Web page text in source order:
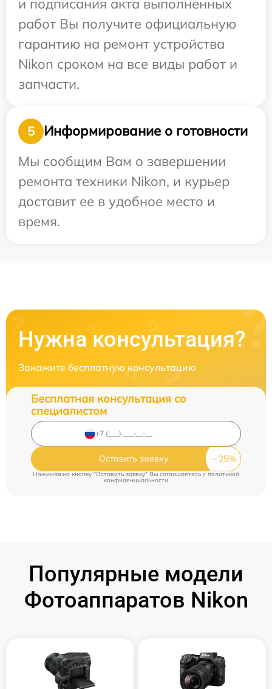
работ Вы получите официальную
гарантию на ремонт устройства
Nikon сроком на все виды работ и
запчасти.
5
Информирование о готовности
Мы сообщим Вам о завершении
ремонта техники Nikon, и курьер
доставит ее в удобное место и
время.
Нужна консультация?
Закажите бесплатную консультацию
Бесплатная консультация со
специалистом
Оставить заявку
Нажимая на кнопку "Оставить заявку" Вы соглашаетесь cполитикой
конфиденциальности
Популярные модели
Фотоаппаратов Nikon